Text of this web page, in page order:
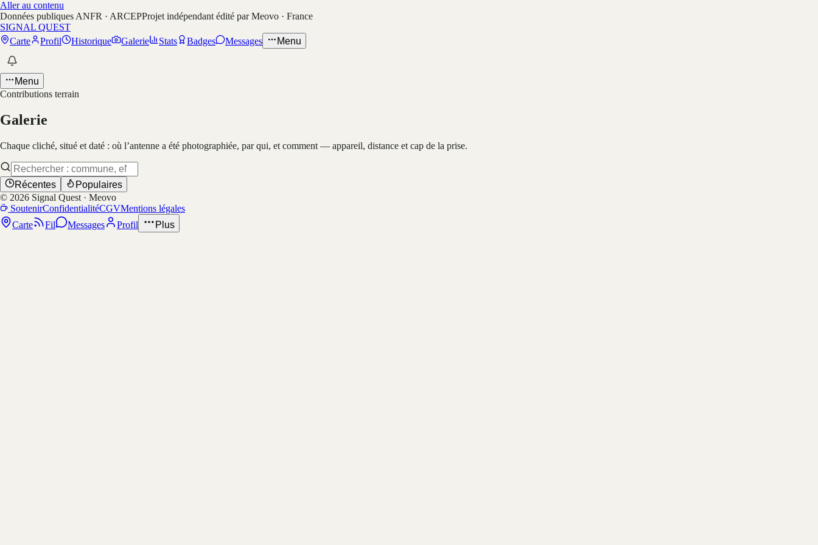
Aller au contenu
Données publiques ANFR · ARCEPProjet indépendant édité par Meovo · France
SIGNAL QUEST
Carte
Profil Historique Galerie Stats Badges Messages Menu
Menu
Contributions terrain
Galerie
Chaque cliché, situé et daté : où l’antenne a été photographiée, par qui, et comment — appareil, distance et cap de la prise.
Récentes
Populaires
© 2026 Signal Quest · Meovo
SoutenirConfidentialitéCGVMentions légales
Carte
Fil Messages Profil Plus